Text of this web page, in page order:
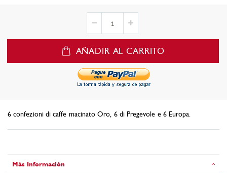
6 confezioni di caffe macinato Oro, 6 di Pregevole e 6 Europa.
AÑADIR AL CARRITO
Más Información